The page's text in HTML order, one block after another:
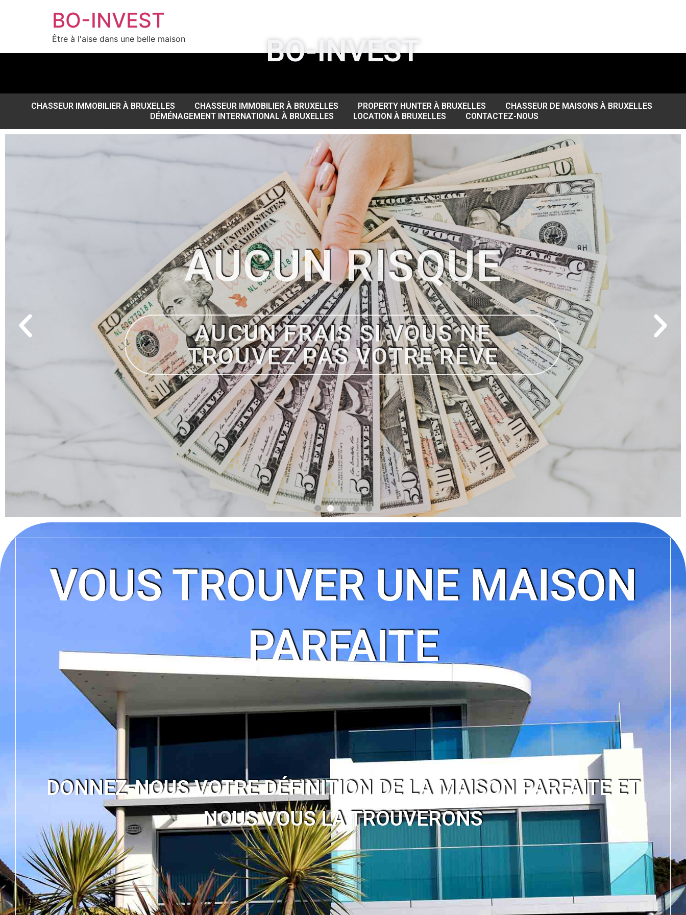
BO-INVEST
Être à l'aise dans une belle maison BO-INVEST
CHASSEUR IMMOBILIER À BRUXELLES CHASSEUR IMMOBILIER À BRUXELLES PROPERTY HUNTER À BRUXELLES
CHASSEUR DE MAISONS À BRUXELLES
DÉMÉNAGEMENT INTERNATIONAL À BRUXELLES
LOCATION À BRUXELLES CONTACTEZ-NOUS
VOUS TROUVER UNE MAISON
PARFAITE
DONNEZ-NOUS VOTRE DÉFINITION DE LA MAISON PARFAITE ET
NOUS VOUS LA TROUVERONS